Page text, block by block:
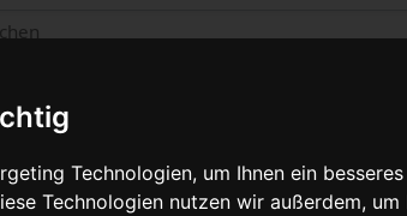
Technologien, um Ihnen ein
Technologien nutzen wir außerdem,
Seite Sun Tour ®